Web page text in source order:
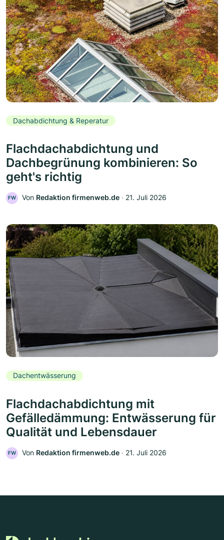
Dachabdichtung & Reperatur
Flachdachabdichtung und
Dachbegrünung kombinieren: So
geht's richtig
FW Von Redaktion firmenweb.de ‧ 21. Juli 2026
Dachentwässerung
Flachdachabdichtung mit
Gefälledämmung: Entwässerung für
Qualität und Lebensdauer
FW Von Redaktion firmenweb.de ‧ 21. Juli 2026